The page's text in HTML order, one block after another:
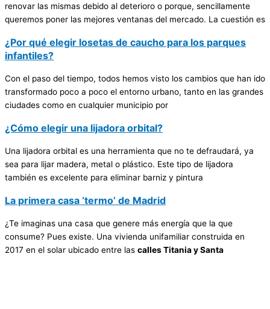
renovar las mismas debido al deterioro o porque, sencillamente
queremos poner las mejores ventanas del mercado. La cuestión es
¿Por qué elegir losetas de caucho para los parques
infantiles?
Con el paso del tiempo, todos hemos visto los cambios que han ido
transformado poco a poco el entorno urbano, tanto en las grandes
ciudades como en cualquier municipio por
¿Cómo elegir una lijadora orbital?
Una lijadora orbital es una herramienta que no te defraudará, ya
sea para lijar madera, metal o plástico. Este tipo de lijadora
también es excelente para eliminar barniz y pintura
La primera casa ‘termo’ de Madrid
¿Te imaginas una casa que genere más energía que la que
consume? Pues existe. Una vivienda unifamiliar construida en
2017 en el solar ubicado entre las calles Titania y Santa